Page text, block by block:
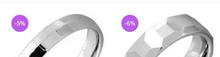
-5% -6%